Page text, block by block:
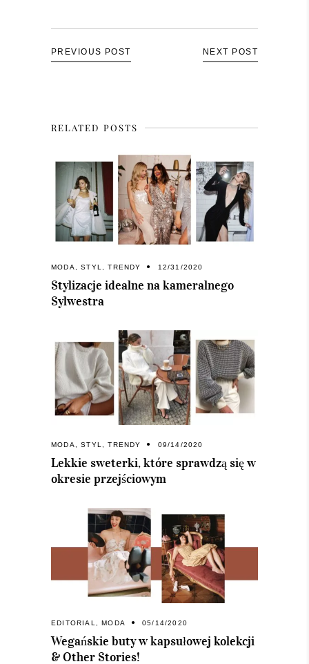
PREVIOUS POST NEXT POST
RELATED POSTS
MODA ,STYL ,TRENDY 12/31/2020
Stylizacje idealne na kameralnego
Sylwestra
MODA,STYL,TRENDY 09/14/2020
Lekkie sweterki, które sprawdzą się w
okresie przejściowym
EDITORIAL ,MODA 05/14/2020
Wegańskie buty w kapsułowej kolekcji
& Other Stories!